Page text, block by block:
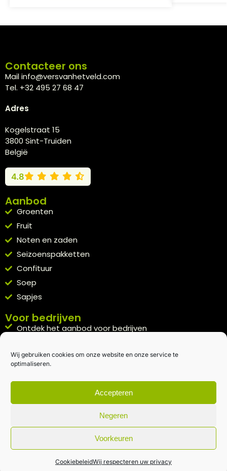
Wij gebruiken cookies om onze website en onze service te
optimaliseren.
Accepteren
Negeren
Voorkeuren
CookiebeleidWij respecteren uw privacy
Contacteer ons
Mail info@versvanhetveld.com
Tel. +32 495 27 68 47
Adres
Kogelstraat 15
3800 Sint-Truiden
België
4.8
Aanbod
Groenten
Fruit
Noten en zaden
Seizoenspakketten
Confituur
Soep
Sapjes
Voor bedrijven
Ontdek het aanbod voor bedrijven
Kennismakingspakket aanvragen
Blijft op de hoogte
Rechtstreeks van het veld naar je inbox.
Inschrijven nieuwsbrief
Algemene voorwaarden|Privacybeleid| gemaakt met door
creativitijd